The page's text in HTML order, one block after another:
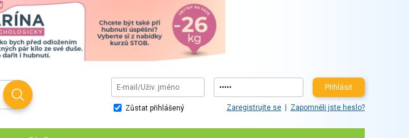
Přihlásit
Zůstat přihlášený Zaregistrujte se Zapomněli jste heslo?